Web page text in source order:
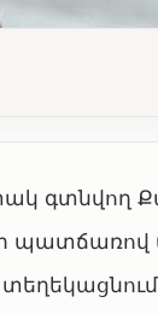
գտնվող
պատճառով